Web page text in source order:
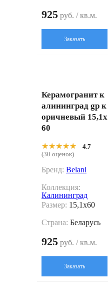
925 руб. / кв.м.
Заказать
Керамогранит к
алининград gp к
оричневый 15,1x
60
★★★★★
★★★★★
4.7
(30 оценок)
Бренд: Belani
Коллекция:
Калининград
Размер: 15,1x60
Страна: Беларусь
925 руб. / кв.м.
Заказать